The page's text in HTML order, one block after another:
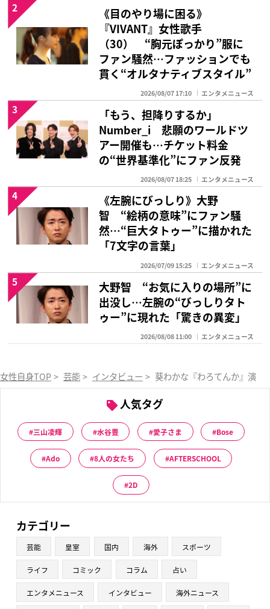
《目のやり場に困る》
『VIVANT』女性歌手
（30） “胸元ぽっかり”服に
ファン騒然…ファッションでも
貫く“オルタナティブスタイル”
2026/08/07 17:10 エンタメニュース
2
「もう、担降りするか」
Number_i 悲願のワールドツ
アー開催も…チケット料金
の“世界基準化”にファン反発
2026/08/07 18:25 エンタメニュース
3
《左腕にびっしり》大野
智 “絵柄の意味”にファン騒
然…“巨大タトゥー”に描かれた
「7文字の言葉」
2026/07/09 15:25 エンタメニュース
4
大野智 “お気に入りの場所”に
出没し…左腕の“びっしりタト
ゥー”に現れた「驚きの異変」
2026/08/08 11:00 エンタメニュース
5
女性自身TOP > 芸能 > インタビュー > 葵わかな『わろてんか』演出
人気タグ
三山凌輝 水谷豊 愛子さま Bose
Ado 8人の女たち AFTERSCHOOL
2D
カテゴリー
芸能 皇室 国内 海外 スポーツ
ライフ コミック コラム 占い
エンタメニュース インタビュー 海外ニュース